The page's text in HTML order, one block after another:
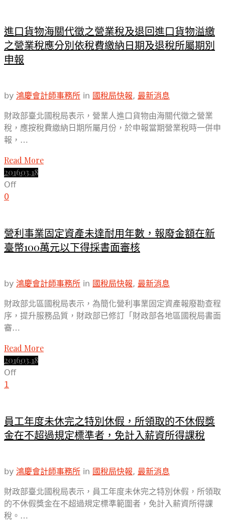
進口貨物海關代徵之營業稅及退回進口貨物溢繳
之營業稅應分別依稅費繳納日期及退稅所屬期別
申報
by 鴻慶會計師事務所 in 國稅局快報, 最新消息
財政部臺北國稅局表示，營業人進口貨物由海關代徵之營業
稅，應按稅費繳納日期所屬月份，於申報當期營業稅時一併申
報，…
Read More
201603.18
Off
0
營利事業固定資產未達耐用年數，報廢金額在新
臺幣100萬元以下得採書面審核
by 鴻慶會計師事務所 in 國稅局快報, 最新消息
財政部北區國稅局表示，為簡化營利事業固定資產報廢勘查程
序，提升服務品質，財政部已修訂「財政部各地區國稅局書面
審…
Read More
201603.18
Off
1
員工年度未休完之特別休假，所領取的不休假獎
金在不超過規定標準者，免計入薪資所得課稅
by 鴻慶會計師事務所 in 國稅局快報, 最新消息
財政部臺北國稅局表示，員工年度未休完之特別休假，所領取
的不休假獎金在不超過規定標準範圍者，免計入薪資所得課
稅。…